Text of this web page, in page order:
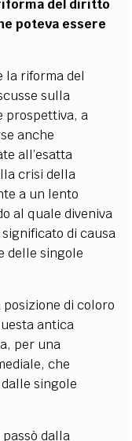
del diritto
poteva essere
la riforma del
sulla
prospettiva, a
anche
all’esatta
crisi della
a un lento
al quale diveniva
di causa
delle singole
di coloro
antica
per una
che
singole
dalla